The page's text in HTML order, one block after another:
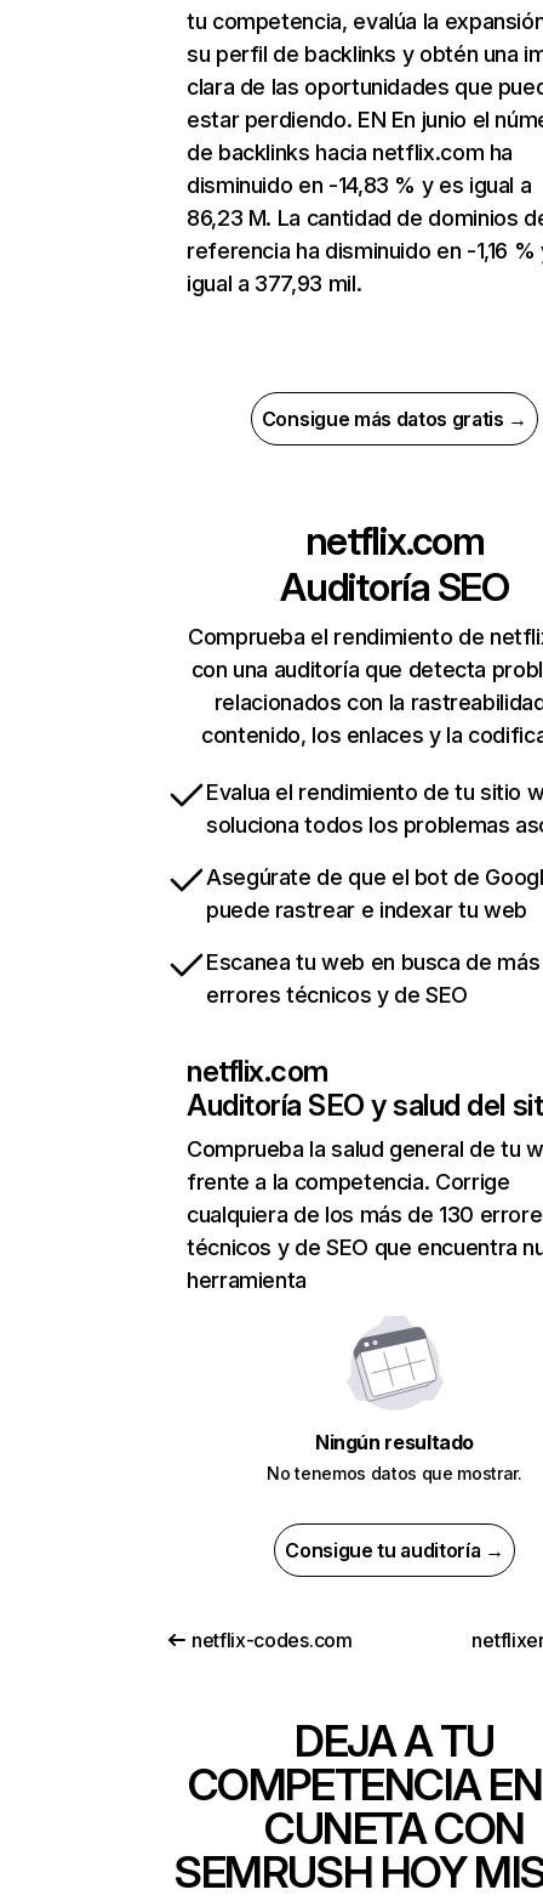
tu competencia, evalúa la
su perfil de backlinks y obtén una
clara de las oportunidades que
estar perdiendo. EN En junio el
de backlinks hacia netflix.com ha
disminuido en -14,83 % y es igual a
86,23 M. La cantidad de dominios
referencia ha disminuido en -1,16 %
igual a 377,93 mil.
Consigue más datos gratis →
netflix.com
Auditoría SEO
Comprueba el rendimiento de
con una auditoría que detecta
relacionados con la
contenido, los enlaces y la
Evalua el rendimiento de tu sitio
soluciona todos los problemas
Asegúrate de que el bot de
puede rastrear e indexar tu web
Escanea tu web en busca de
errores técnicos y de SEO
netflix.com
Auditoría SEO y salud del
Comprueba la salud general de tu
frente a la competencia. Corrige
cualquiera de los más de 130
técnicos y de SEO que encuentra
herramienta
Ningún resultado
No tenemos datos que mostrar.
Consigue tu auditoría →
netflix-codes.com
DEJA A TU
COMPETENCIA
CUNETA CON
SEMRUSH HOY